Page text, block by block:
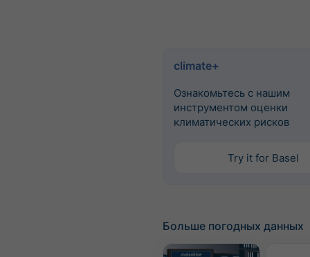
climate+
Ознакомьтесь с нашим
инструментом оценки
климатических рисков
Try it for Basel
Больше погодных данных